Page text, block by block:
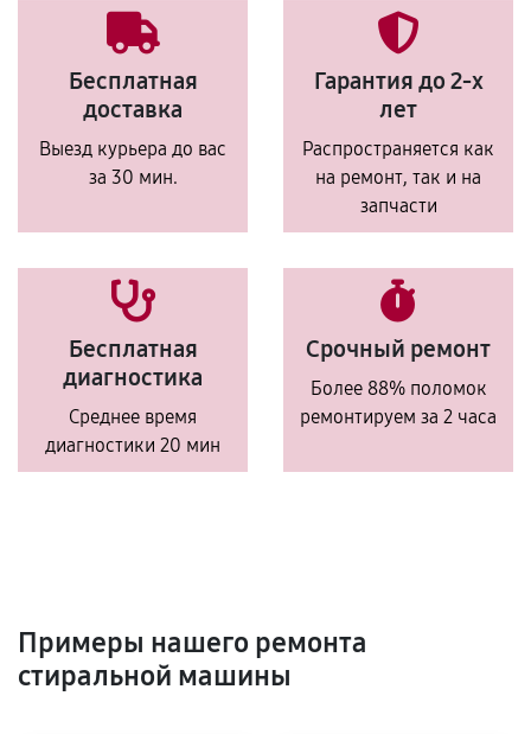
Бесплатная
доставка
Выезд курьера до вас
за 30 мин.
Гарантия до 2-х
лет
Распространяется как
на ремонт, так и на
запчасти
Бесплатная
диагностика
Среднее время
диагностики 20 мин
Срочный ремонт
Более 88% поломок
ремонтируем за 2 часа
Примеры нашего ремонта
стиральной машины